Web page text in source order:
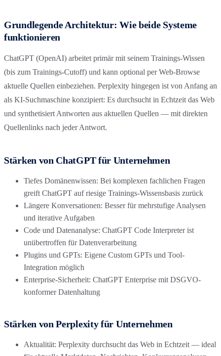
Grundlegende Architektur: Wie beide Systeme
funktionieren
ChatGPT (OpenAI) arbeitet primär mit seinem Trainings-Wissen
(bis zum Trainings-Cutoff) und kann optional per Web-Browse
aktuelle Quellen einbeziehen. Perplexity hingegen ist von Anfang an
als KI-Suchmaschine konzipiert: Es durchsucht in Echtzeit das Web
und synthetisiert Antworten aus aktuellen Quellen — mit direkten
Quellenlinks nach jeder Antwort.
Stärken von ChatGPT für Unternehmen
Tiefes Domänenwissen: Bei komplexen fachlichen Fragen
greift ChatGPT auf riesige Trainings-Wissensbasis zurück
Längere Konversationen: Besser für mehrstufige Analysen
und iterative Aufgaben
Code und Datenanalyse: ChatGPT Code Interpreter ist
unübertroffen für Datenverarbeitung
Plugins und GPTs: Eigene Custom GPTs und Tool-
Integration möglich
Enterprise-Sicherheit: ChatGPT Enterprise mit DSGVO-
konformer Datenhaltung
Stärken von Perplexity für Unternehmen
Aktualität: Perplexity durchsucht das Web in Echtzeit — ideal